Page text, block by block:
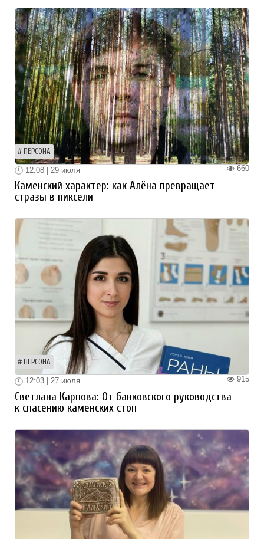
ПЕРСОНА
660
12:08 | 29 июля
Каменский характер: как Алёна превращает
стразы в пиксели
ПЕРСОНА
915
12:03 | 27 июля
Светлана Карпова: От банковского руководства
к спасению каменских стоп